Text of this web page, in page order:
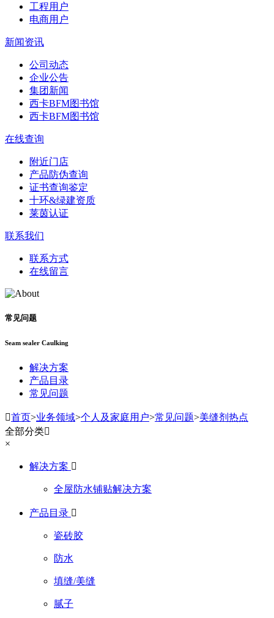
工程用户
电商用户
新闻资讯
公司动态
企业公告
集团新闻
西卡BFM图书馆
西卡BFM图书馆
在线查询
附近门店
产品防伪查询
证书查询鉴定
十环&绿建资质
莱茵认证
联系我们
联系方式
在线留言
常见问题
Seam sealer Caulking
解决方案
产品目录
常见问题
首页>业务领域>个人及家庭用户>常见问题>美缝剂热点
全部分类
×
解决方案 
全屋防水铺贴解决方案
产品目录 
瓷砖胶
防水
填缝/美缝
腻子